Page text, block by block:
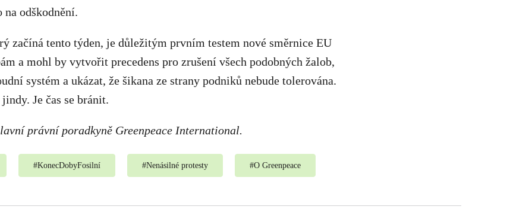
odškodnění.
začíná tento týden, je důležitým prvním testem nové směrnice EU
a mohl by vytvořit precedens pro zrušení všech podobných žalob,
systém a ukázat, že šikana ze strany podniků nebude tolerována.
Je čas se bránit.
právní poradkyně Greenpeace International.
#KonecDobyFosilní #Nenásilné protesty #O Greenpeace